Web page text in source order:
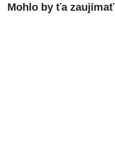
Mohlo by ťa zaujímať